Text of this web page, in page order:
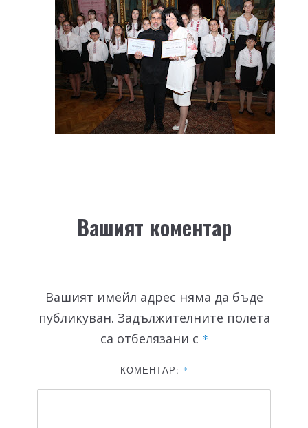
Вашият коментар
Вашият имейл адрес няма да бъде
публикуван. Задължителните полета
са отбелязани с *
КОМЕНТАР: *